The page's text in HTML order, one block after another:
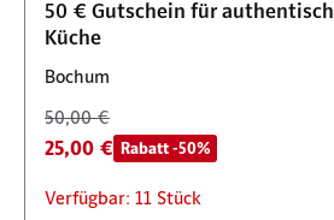
50 € Gutschein für
Küche
Bochum
50,00 €
25,00 € Rabatt -50%
Verfügbar: 11 Stück